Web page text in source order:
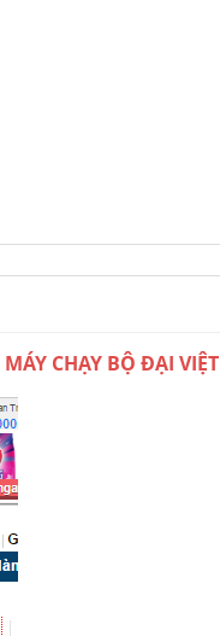
CHẠY BỘ ĐẠI VIỆT